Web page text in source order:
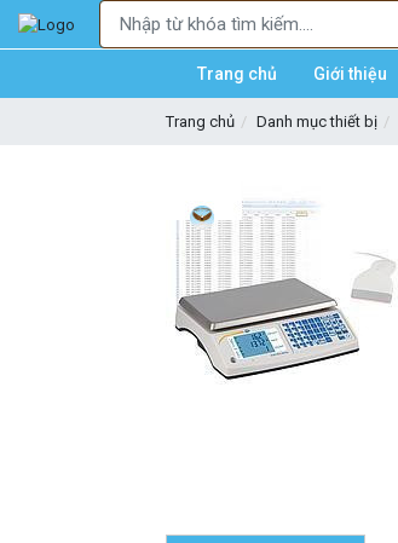
Trang chủ Giới thiệu
Trang chủ Danh mục thiết bị